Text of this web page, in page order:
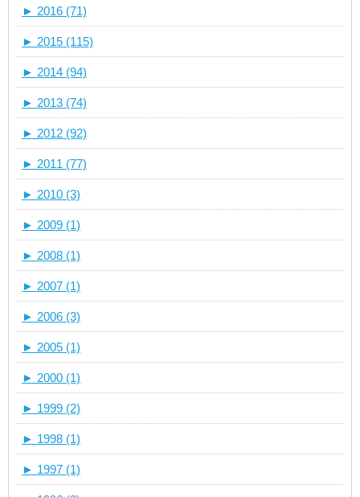
► 2016 (71)
► 2015 (115)
► 2014 (94)
► 2013 (74)
► 2012 (92)
► 2011 (77)
► 2010 (3)
► 2009 (1)
► 2008 (1)
► 2007 (1)
► 2006 (3)
► 2005 (1)
► 2000 (1)
► 1999 (2)
► 1998 (1)
► 1997 (1)